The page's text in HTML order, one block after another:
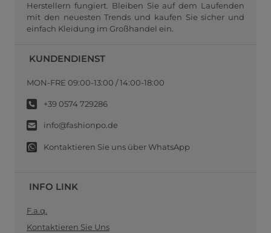
Herstellern fungiert. Bleiben Sie auf dem Laufenden
mit den neuesten Trends und kaufen Sie sicher und
einfach Kleidung im Großhandel ein.
KUNDENDIENST
MON-FRE 09:00-13:00 / 14:00-18:00
+39 0574 729286
info@fashionpo.de
Kontaktieren Sie uns über WhatsApp
INFO LINK
F.a.q.
Kontaktieren Sie Uns